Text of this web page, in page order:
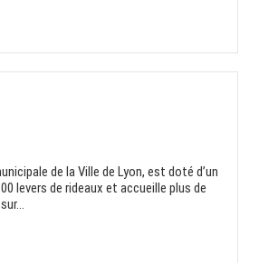
de la Ville de Lyon, est doté d’un
levers de rideaux et accueille plus de